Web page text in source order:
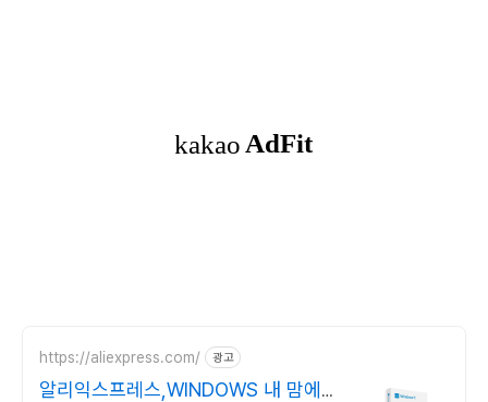
https://aliexpress.com/ 광고
알리익스프레스,WINDOWS 내 맘에